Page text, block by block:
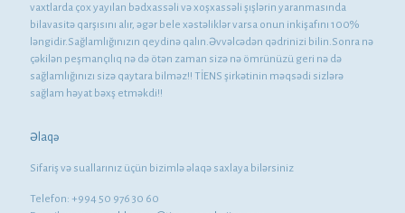
vaxtlarda çox yayılan bədxassəli və xoşxassəli şışlərin yaranmasında
bilavasitə qarşısını alır, əgər bele xəstəliklər varsa onun inkişafını 100%
ləngidir.Sağlamlığınızın qeydinə qalın.Əvvəlcədən qədrinizi bilin.Sonra nə
çəkilən peşmançılıq nə də ötən zaman sizə nə ömrünüzü geri nə də
sağlamlığınızı sizə qaytara bilməz!! TİENS şirkətinin məqsədi sizlərə
sağlam həyat bəxş etməkdi!!
Əlaqə
Sifariş və suallarınız üçün bizimlə əlaqə saxlaya bilərsiniz
Telefon: +994 50 976 30 60